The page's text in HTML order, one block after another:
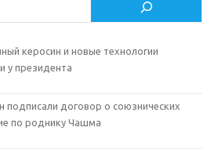
керосин и новые технологии
у президента
подписали договор о союзнических
по роднику Чашма